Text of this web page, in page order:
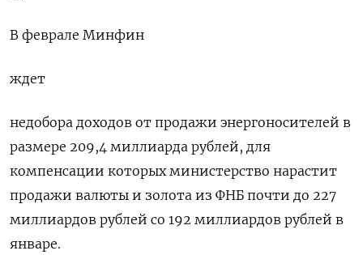
В феврале Минфин
ждет
недобора доходов от продажи энергоносителей в
размере 209,4 миллиарда рублей, для
компенсации которых министерство нарастит
продажи валюты и золота из ⁠ФНБ почти до 227
миллиардов рублей со 192 ‍миллиардов рублей в
январе.